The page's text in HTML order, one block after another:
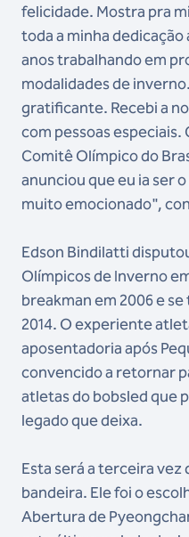
felicidade. Mostra pra
toda a minha dedicação
anos trabalhando em
modalidades de
gratificante. Recebi a
com pessoas
Comitê Olímpico do
anunciou que eu ia ser
muito emocionado",
Edson Bindilatti
Olímpicos de Inverno
breakman em 2006 e
2014. O experiente
aposentadoria após
convencido a retornar
atletas do bobsled que
legado que deixa.
Esta será a terceira
bandeira. Ele foi o
Abertura de